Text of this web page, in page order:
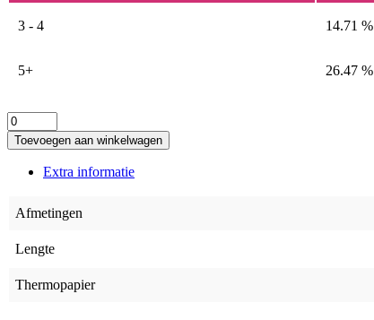
3 - 4 14.71 %
5+ 26.47 %
Houtvrije
kassarollen
76x70x12
aantal
Toevoegen aan winkelwagen
Extra informatie
Afmetingen
Lengte
Thermopapier